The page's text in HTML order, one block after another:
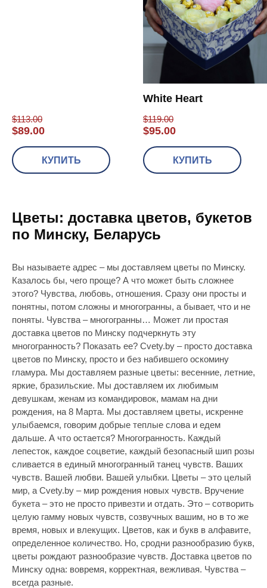
$113.00
$89.00
КУПИТЬ
White Heart
$119.00
$95.00
КУПИТЬ
Цветы: доставка цветов, букетов
по Минску, Беларусь
Вы называете адрес – мы доставляем цветы по Минску.
Казалось бы, чего проще? А что может быть сложнее
этого? Чувства, любовь, отношения. Сразу они просты и
понятны, потом сложны и многогранны, а бывает, что и не
поняты. Чувства – многогранны… Может ли простая
доставка цветов по Минску подчеркнуть эту
многогранность? Показать ее? Cvety.by – просто доставка
цветов по Минску, просто и без набившего оскомину
гламура. Мы доставляем разные цветы: весенние, летние,
яркие, бразильские. Мы доставляем их любимым
девушкам, женам из командировок, мамам на дни
рождения, на 8 Марта. Мы доставляем цветы, искренне
улыбаемся, говорим добрые теплые слова и едем
дальше. А что остается? Многогранность. Каждый
лепесток, каждое соцветие, каждый безопасный шип розы
сливается в единый многогранный танец чувств. Ваших
чувств. Вашей любви. Вашей улыбки. Цветы – это целый
мир, а Cvety.by – мир рождения новых чувств. Вручение
букета – это не просто привезти и отдать. Это – сотворить
целую гамму новых чувств, созвучных вашим, но в то же
время, новых и влекущих. Цветов, как и букв в алфавите,
определенное количество. Но, сродни разнообразию букв,
цветы рождают разнообразие чувств. Доставка цветов по
Минску одна: вовремя, корректная, вежливая. Чувства –
всегда разные.